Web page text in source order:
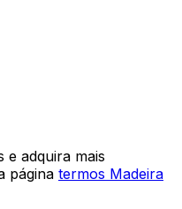
adquira mais
página termos Madeira